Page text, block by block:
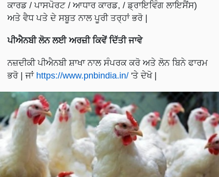
ਕਾਰਡ / ਪਾਸਪੋਰਟ / ਆਧਾਰ ਕਾਰਡ, / ਡ੍ਰਾਇਵਿੰਗ ਲਾਇਸੈਂਸ)
ਅਤੇ ਵੈਧ ਪਤੇ ਦੇ ਸਬੂਤ ਨਾਲ ਪੂਰੀ ਤਰ੍ਹਾਂ ਭਰੋ |
ਪੀਐਨਬੀ ਲੋਨ ਲਈ ਅਰਜ਼ੀ ਕਿਵੇਂ ਦਿੱਤੀ ਜਾਵੇ
ਨਜ਼ਦੀਕੀ ਪੀਐਨਬੀ ਸ਼ਾਖਾ ਨਾਲ ਸੰਪਰਕ ਕਰੋ ਅਤੇ ਲੋਨ ਬਿਨੇ ਫਾਰਮ
ਭਰੋ | ਜਾਂ https://www.pnbindia.in/ 'ਤੇ ਦੇਖੋ |